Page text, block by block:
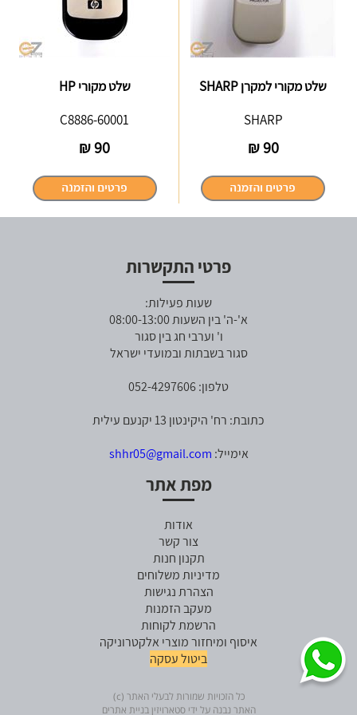
שלט מקורי למקרן SHARP
SHARP
90
₪
שלט מקורי HP
C8886-60001
90
₪
פרטי התקשרות
שעות פעילות:
א'-ה' בין השעות 08:00-13:00
ו' וערבי חג בין סגור
סגור בשבתות ובמועדי ישראל
טלפון: 052-4297606
כתובת: רח' היקינטון 13 יקנעם עילית
אימייל: shhr05@gmail.com
מפת אתר
אודות
צור קשר
תקנון חנות
מדיניות משלוחים
הצהרת נגישות
מעקב הזמנות
הרשמת לקוחות
איסוף ומיחזור מוצרי אלקטרוניקה
ביטול עסקה
כל הזכויות שמורות לבעלי האתר (c)
האתר נבנה על ידי סטארויזין בניית אתרים